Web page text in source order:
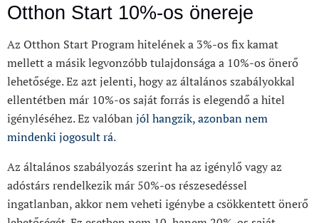
Otthon Start 10%-os önereje
Az Otthon Start Program hitelének a 3%-os fix kamat
mellett a másik legvonzóbb tulajdonsága a 10%-os önerő
lehetősége. Ez azt jelenti, hogy az általános szabályokkal
ellentétben már 10%-os saját forrás is elegendő a hitel
igényléséhez. Ez valóban jól hangzik, azonban nem
mindenki jogosult rá.
Az általános szabályozás szerint ha az igénylő vagy az
adóstárs rendelkezik már 50%-os részesedéssel
ingatlanban, akkor nem veheti igénybe a csökkentett önerő